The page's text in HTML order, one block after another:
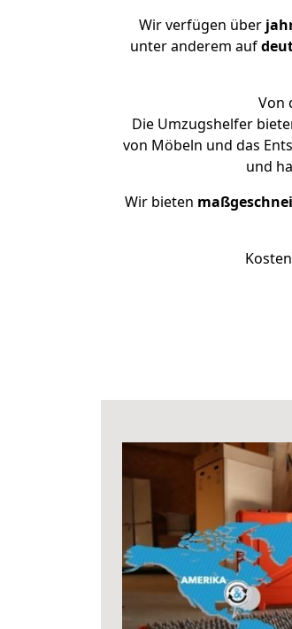
Wir verfügen über
unter anderem auf
Von
Die Umzugshelfer
von Möbeln und das
und
Wir bieten